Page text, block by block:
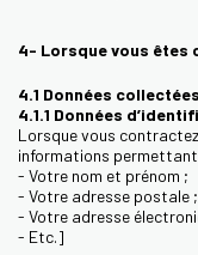
4- Lorsque vous êtes
4.1 Données collectées
4.1.1 Données
Lorsque vous
informations
- Votre nom et prénom ;
- Votre adresse postale ;
- Votre adresse
- Etc.]